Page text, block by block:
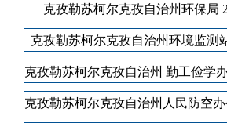
克孜勒苏柯尔克孜自治州环保局
克孜勒苏柯尔克孜自治州环境监测
主办：克孜勒苏柯尔克孜自治州人
承办：克孜勒苏柯尔克孜自治州政
新公网安备65300102000007号 新
政府网站标识码：6530000002 法律